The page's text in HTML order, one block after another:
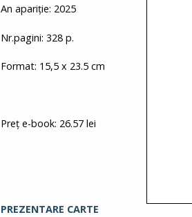
An apariție: 2025
Nr.pagini: 328 p.
Format: 15,5 x 23.5 cm
Preț e-book: 26.57 lei
PREZENTARE CARTE